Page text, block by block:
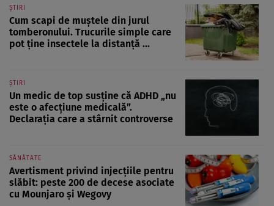
ȘTIRI
Cum scapi de muștele din jurul
tomberonului. Trucurile simple care
pot ține insectele la distanță ...
ȘTIRI
Un medic de top susține că ADHD „nu
este o afecțiune medicală”.
Declarația care a stârnit controverse
SĂNĂTATE
Avertisment privind injecțiile pentru
slăbit: peste 200 de decese asociate
cu Mounjaro și Wegovy